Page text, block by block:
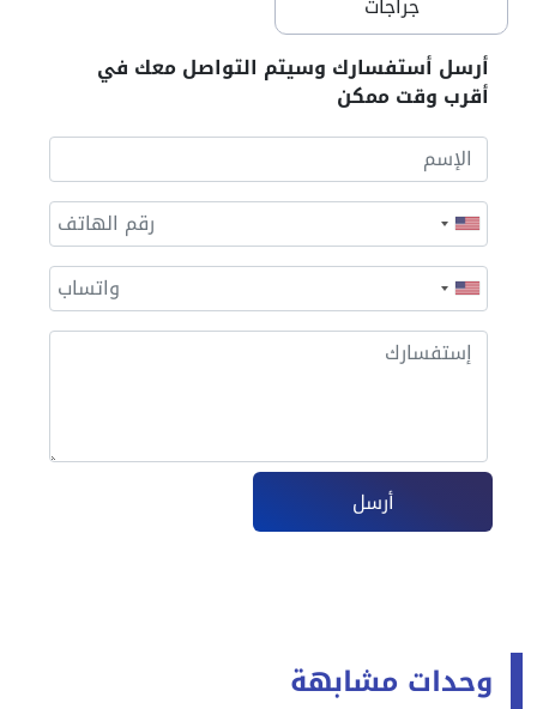
أرسل أستفسارك وسيتم التواصل معك في
أقرب وقت ممكن
أرسل
وحدات مشابهة